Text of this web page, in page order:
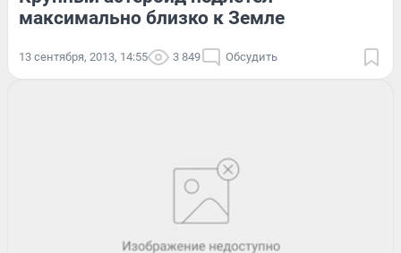
максимально близко к Земле
13 сентября, 2013, 14:55 3 849 Обсудить